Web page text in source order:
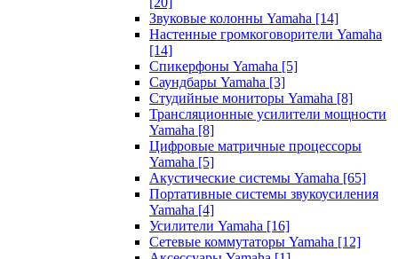
Звуковые колонны Yamaha [14]
Настенные громкоговорители Yamaha
[14]
Спикерфоны Yamaha [5]
Саундбары Yamaha [3]
Студийные мониторы Yamaha [8]
Трансляционные усилители мощности
Yamaha [8]
Цифровые матричные процессоры
Yamaha [5]
Акустические системы Yamaha [65]
Портативные системы звукоусиления
Yamaha [4]
Усилители Yamaha [16]
Сетевые коммутаторы Yamaha [12]